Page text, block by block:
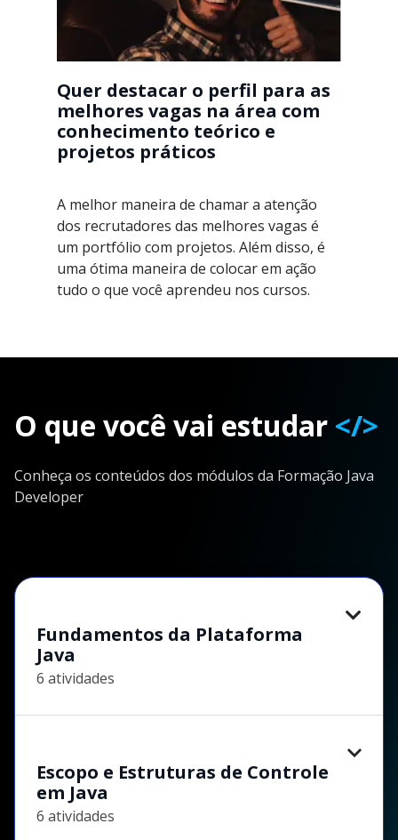
Quer destacar o perfil para as
melhores vagas na área com
conhecimento teórico e
projetos práticos
A melhor maneira de chamar a atenção
dos recrutadores das melhores vagas é
um portfólio com projetos. Além disso, é
uma ótima maneira de colocar em ação
tudo o que você aprendeu nos cursos.
O que você vai estudar </>
Conheça os conteúdos dos módulos da Formação Java
Developer
Fundamentos da Plataforma
Java
6 atividades
Escopo e Estruturas de Controle
em Java
6 atividades